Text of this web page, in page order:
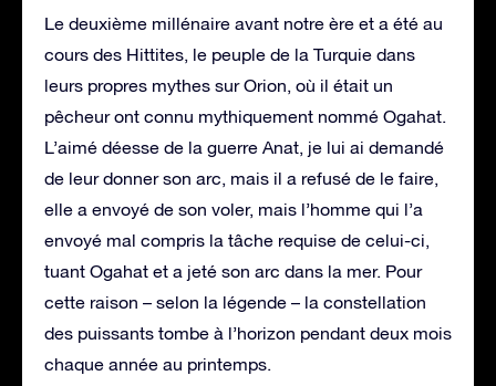
Le deuxième millénaire avant notre ère et a été au
cours des Hittites, le peuple de la Turquie dans
leurs propres mythes sur Orion, où il était un
pêcheur ont connu mythiquement nommé Ogahat.
L’aimé déesse de la guerre Anat, je lui ai demandé
de leur donner son arc, mais il a refusé de le faire,
elle a envoyé de son voler, mais l’homme qui l’a
envoyé mal compris la tâche requise de celui-ci,
tuant Ogahat et a jeté son arc dans la mer. Pour
cette raison – selon la légende – la constellation
des puissants tombe à l’horizon pendant deux mois
chaque année au printemps.